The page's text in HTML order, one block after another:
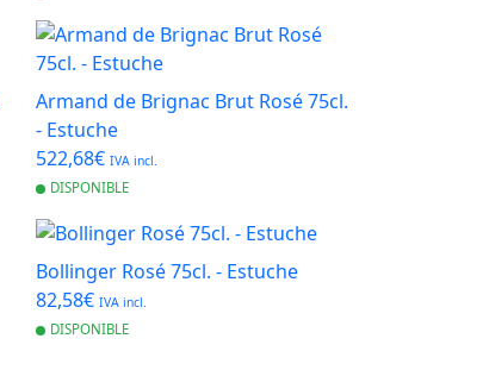
Armand de Brignac Brut Rosé 75cl.
- Estuche
522,68€ IVA incl.
DISPONIBLE
Bollinger Rosé 75cl. - Estuche
82,58€ IVA incl.
DISPONIBLE